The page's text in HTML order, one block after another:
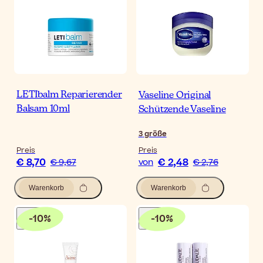
LETIbalm Reparierender
Balsam 10ml
Preis
€ 8,70 € 9,67
Warenkorb
Vaseline Original
Schützende Vaseline
3größe
Preis
von € 2,48 € 2,76
Warenkorb
-10% -10%